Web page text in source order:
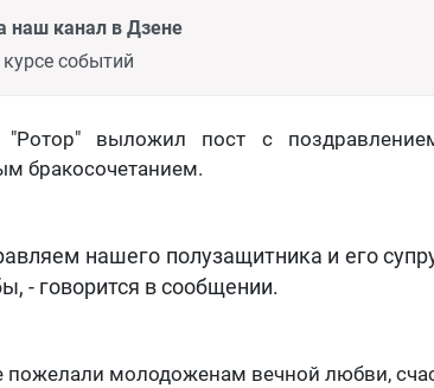
наш канал в Дзене
событий
"Ротор" выложил пост с
бракосочетанием.
нашего полузащитника и его
- говорится в сообщении.
пожелали молодоженам вечной любви,